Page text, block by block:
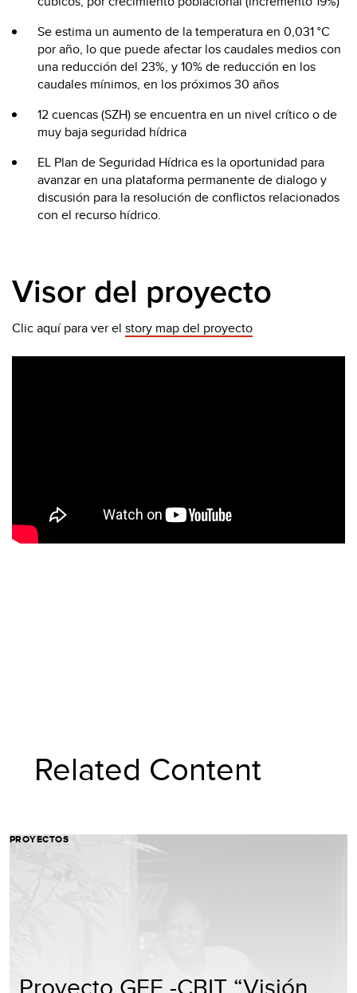
Se estima un aumento de la temperatura en 0,031 °C
por año, lo que puede afectar los caudales medios con
una reducción del 23%, y 10% de reducción en los
caudales mínimos, en los próximos 30 años
12 cuencas (SZH) se encuentra en un nivel crítico o de
muy baja seguridad hídrica
EL Plan de Seguridad Hídrica es la oportunidad para
avanzar en una plataforma permanente de dialogo y
discusión para la resolución de conflictos relacionados
con el recurso hídrico.
Visor del proyecto
Clic aquí para ver el story map del proyecto
Related Content
PROYECTOS